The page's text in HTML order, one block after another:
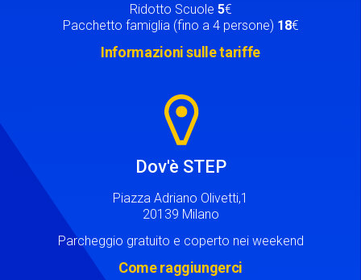
Ridotto Scuole 5€
Pacchetto famiglia (fino a 4 persone) 18€
Informazioni sulle tariffe
Dov'è STEP
Piazza Adriano Olivetti,1
20139 Milano
Parcheggio gratuito e coperto nei weekend
Come raggiungerci